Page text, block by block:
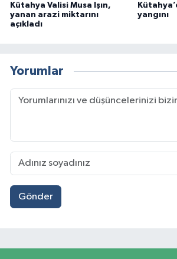
Kütahya Valisi Musa Işın,
yanan arazi miktarını
açıkladı
yangını
Yorumlar
Gönder